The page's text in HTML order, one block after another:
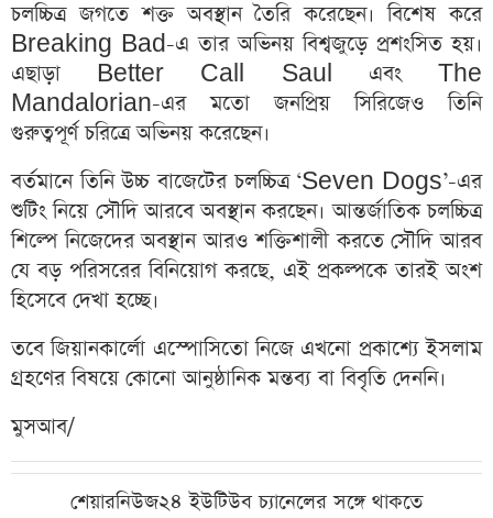
চলচ্চিত্র জগতে শক্ত অবস্থান তৈরি করেছেন। বিশেষ করে
Breaking Bad-এ তার অভিনয় বিশ্বজুড়ে প্রশংসিত হয়।
এছাড়া Better Call Saul এবং The
Mandalorian-এর মতো জনপ্রিয় সিরিজেও তিনি
গুরুত্বপূর্ণ চরিত্রে অভিনয় করেছেন।
বর্তমানে তিনি উচ্চ বাজেটের চলচ্চিত্র ‘Seven Dogs’-এর
শুটিং নিয়ে সৌদি আরবে অবস্থান করছেন। আন্তর্জাতিক চলচ্চিত্র
শিল্পে নিজেদের অবস্থান আরও শক্তিশালী করতে সৌদি আরব
যে বড় পরিসরের বিনিয়োগ করছে, এই প্রকল্পকে তারই অংশ
হিসেবে দেখা হচ্ছে।
তবে জিয়ানকার্লো এস্পোসিতো নিজে এখনো প্রকাশ্যে ইসলাম
গ্রহণের বিষয়ে কোনো আনুষ্ঠানিক মন্তব্য বা বিবৃতি দেননি।
মুসআব/
শেয়ারনিউজ২৪ ইউটিউব চ্যানেলের সঙ্গে থাকতে